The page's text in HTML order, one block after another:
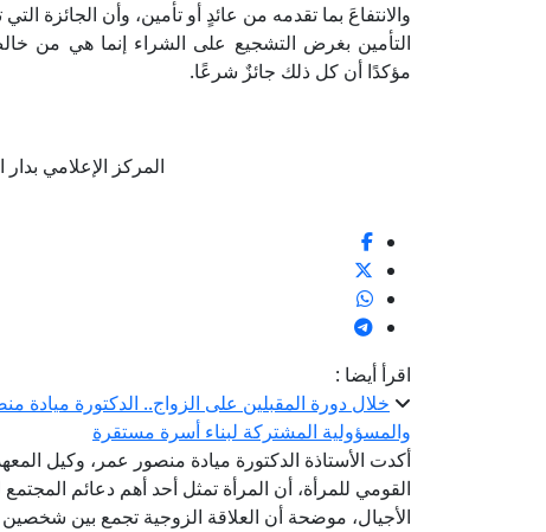
والانتفاعَ بما تقدمه من عائدٍ أو تأمين، وأن الجائزة
التأمين بغرض التشجيع على الشراء إنما هي من
مؤكدًا أن كل ذلك جائزٌ شرعًا.
المركز الإعلامي بدار
اقرأ أيضا :
خلال دورة المقبلين على الزواج.. الدكتورة ميادة
والمسؤولية المشتركة لبناء أسرة مستقرة
أكدت الأستاذة الدكتورة ميادة منصور عمر، وكيل
القومي للمرأة، أن المرأة تمثل أحد أهم دعائم
الأجيال، موضحة أن العلاقة الزوجية تجمع بين